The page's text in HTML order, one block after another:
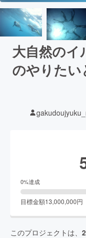
大自然のイ
のやりたい
0%達成
目標金額13,000,000円
このプロジェクトは、